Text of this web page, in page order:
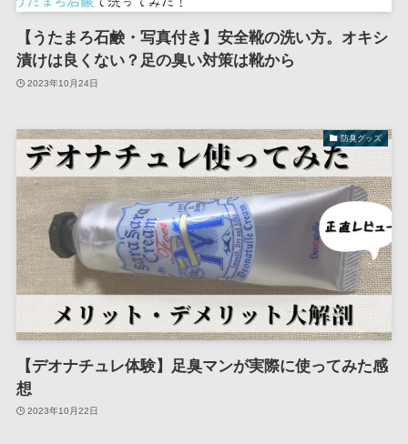
【うたまろ石鹸・写真付き】安全靴の洗い方。オキシ
漬けは良くない？足の臭い対策は靴から
2023年10月24日
防臭グッズ
【デオナチュレ体験】足臭マンが実際に使ってみた感
想
2023年10月22日